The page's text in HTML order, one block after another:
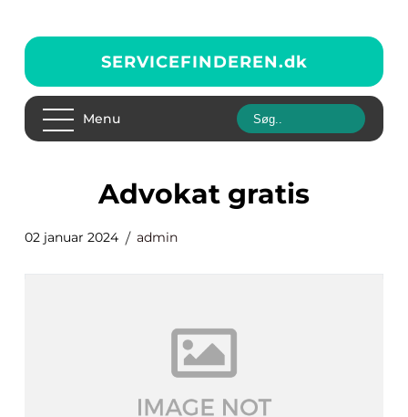
SERVICEFINDEREN.dk
Menu
advokat gratis
02 januar 2024 admin